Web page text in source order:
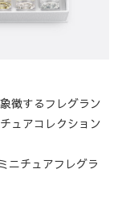
徴するフレグラン
ュアコレクション
ニチュアフレグラ